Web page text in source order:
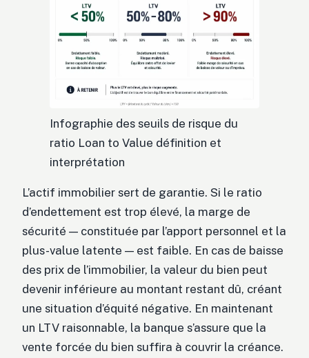
Infographie des seuils de risque du
ratio Loan to Value définition et
interprétation
L’actif immobilier sert de garantie. Si le ratio
d’endettement est trop élevé, la marge de
sécurité — constituée par l’apport personnel et la
plus-value latente — est faible. En cas de baisse
des prix de l’immobilier, la valeur du bien peut
devenir inférieure au montant restant dû, créant
une situation d’équité négative. En maintenant
un LTV raisonnable, la banque s’assure que la
vente forcée du bien suffira à couvrir la créance.